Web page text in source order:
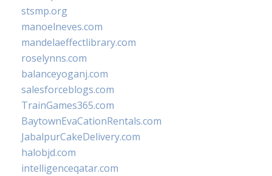
stsmp.org
manoelneves.com
mandelaeffectlibrary.com
roselynns.com
balanceyoganj.com
salesforceblogs.com
TrainGames365.com
BaytownEvaCationRentals.com
JabalpurCakeDelivery.com
halobjd.com
intelligenceqatar.com